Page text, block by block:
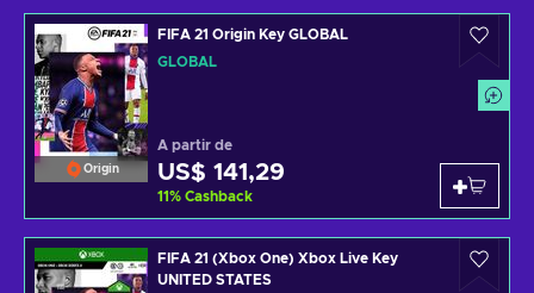
Origin
FIFA 21 Origin Key GLOBAL
GLOBAL
A partir de
US$ 141,29
11% Cashback
FIFA 21 (Xbox One) Xbox Live Key
UNITED STATES